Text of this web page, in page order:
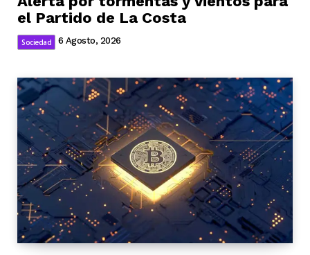
el Partido de La Costa
Sociedad 6 Agosto, 2026